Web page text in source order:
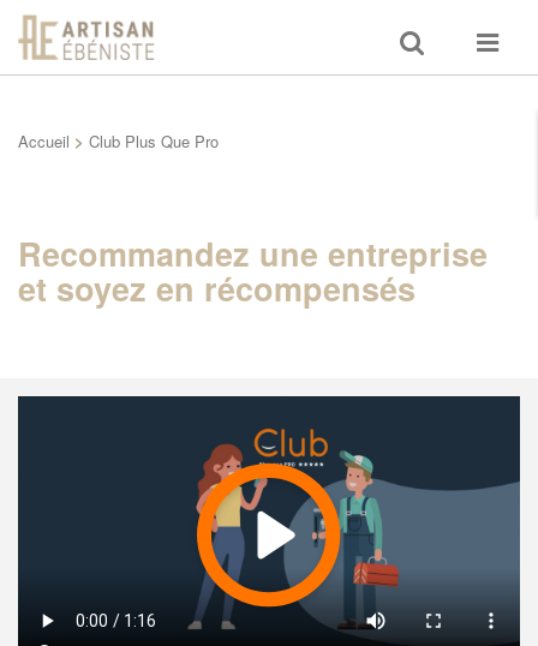
Toggle
search
Toggle
Accueil > Club Plus Que Pro
Recommandez une entreprise
et soyez en récompensés